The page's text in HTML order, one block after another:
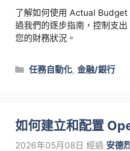
了解如何使用 Actual Budget
過我們的逐步指南，控制支
您的財務狀況。
類
任務自動化,金融/銀行
如何建立和配置
2026年05月08日 經過 安德